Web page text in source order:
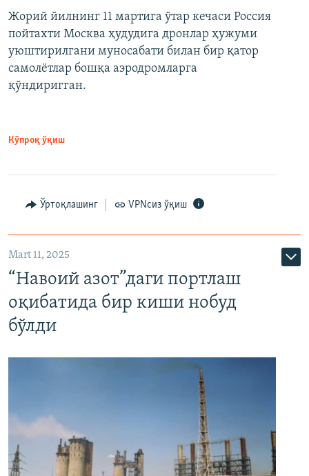
Жорий йилнинг 11 мартига ўтар кечаси Россия
пойтахти Москва ҳудудига дронлар ҳужуми
уюштирилгани муносабати билан бир қатор
самолётлар бошқа аэродромларга
қўндиригган.
Кўпроқ ўқиш
Ўртоқлашинг VPNсиз ўқиш
Mart 11, 2025
“Навоий азот”даги портлаш
оқибатида бир киши нобуд
бўлди